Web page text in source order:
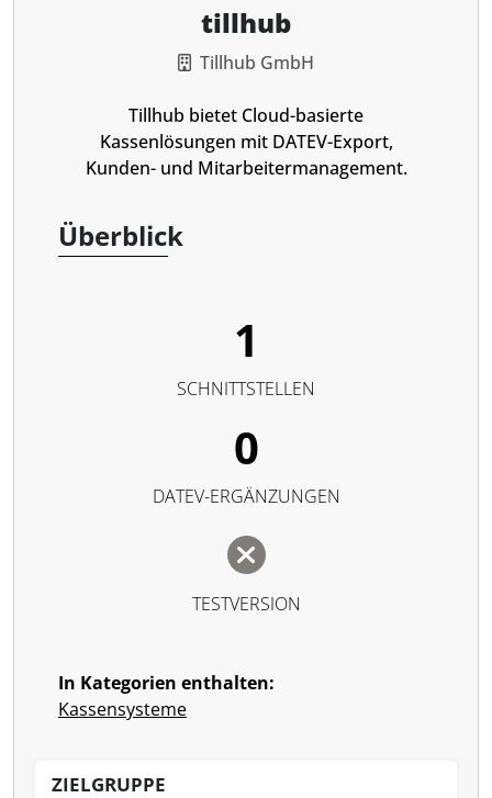
tillhub
Tillhub GmbH
Tillhub bietet Cloud-basierte
Kassenlösungen mit DATEV-Export,
Kunden- und Mitarbeitermanagement.
Überblick
1
SCHNITTSTELLEN
0
DATEV-ERGÄNZUNGEN
TESTVERSION
In Kategorien enthalten:
Kassensysteme
ZIELGRUPPE